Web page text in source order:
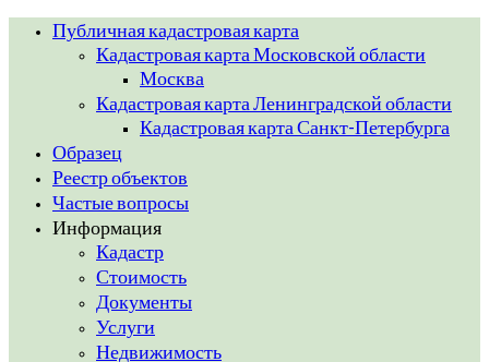
Публичная кадастровая карта
Кадастровая карта Московской области
Москва
Кадастровая карта Ленинградской области
Кадастровая карта Санкт-Петербурга
Образец
Реестр объектов
Частые вопросы
Информация
Кадастр
Стоимость
Документы
Услуги
Недвижимость